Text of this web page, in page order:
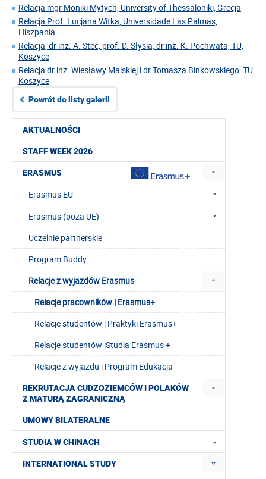
AKTUALNOŚCI
STAFF WEEK 2026
ERASMUS
Erasmus EU
Erasmus (poza UE)
Uczelnie partnerskie
Program Buddy
Relacje z wyjazdów Erasmus
Relacje pracowników | Erasmus+
Relacje studentów | Praktyki Erasmus+
Relacje studentów |Studia Erasmus +
Relacje z wyjazdu | Program Edukacja
REKRUTACJA CUDZOZIEMCÓW I POLAKÓW
Z MATURĄ ZAGRANICZNĄ
UMOWY BILATERALNE
STUDIA W CHINACH
INTERNATIONAL STUDY
Relacja mgr Moniki Mytych, University of Thessaloniki, Grecja
Relacja Prof. Lucjana Witka, Universidade Las Palmas,
Hiszpania
Relacja, dr inż. A. Stec, prof. D. Słysia, dr inz. K. Pochwata, TU,
Koszyce
Relacja dr inż. Wiesławy Malskiej i dr Tomasza Binkowskiego, TU
Koszyce
Powrót do listy galerii